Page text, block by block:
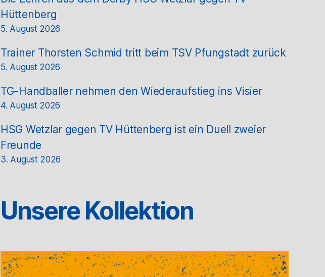
Hüttenberg
5. August 2026
Trainer Thorsten Schmid tritt beim TSV Pfungstadt zurück
5. August 2026
TG-Handballer nehmen den Wiederaufstieg ins Visier
4. August 2026
HSG Wetzlar gegen TV Hüttenberg ist ein Duell zweier
Freunde
3. August 2026
Unsere Kollektion